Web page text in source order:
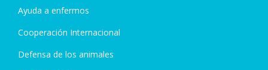
Ayuda a enfermos
Cooperación Internacional
Defensa de los animales